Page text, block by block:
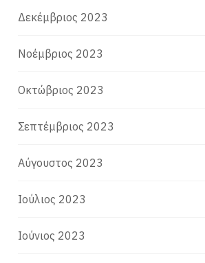
Δεκέμβριος 2023
Νοέμβριος 2023
Οκτώβριος 2023
Σεπτέμβριος 2023
Αύγουστος 2023
Ιούλιος 2023
Ιούνιος 2023